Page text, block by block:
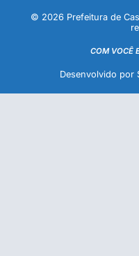
© 2026 Prefeitura de
COM VOCÊ
Desenvolvido por